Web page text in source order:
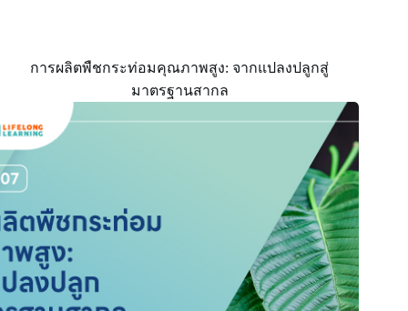
การผลิตพืชกระท่อมคุณภาพสูง: จากแปลงปลูกสู่
มาตรฐานสากล